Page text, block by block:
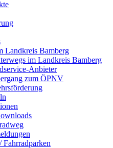
Landkreis Bamberg
im Landkreis Bamberg
Anbieter
zum ÖPNV